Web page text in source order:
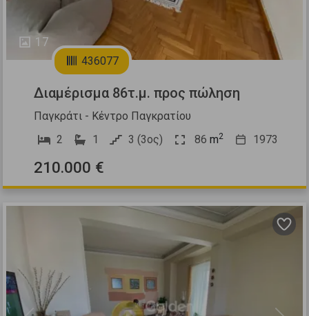
17
436077
Διαμέρισμα 86τ.μ. προς πώληση
Παγκράτι - Κέντρο Παγκρατίου
2
1 3 (3ος) 86 m2 1973
210.000 €